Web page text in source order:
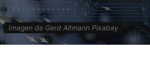
Imagen de Gerd Altmann Pixabay